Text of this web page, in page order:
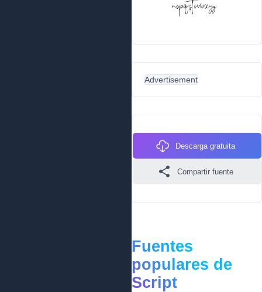
Advertisement
Descarga gratuita
Compartir fuente
Fuentes
populares de
Script